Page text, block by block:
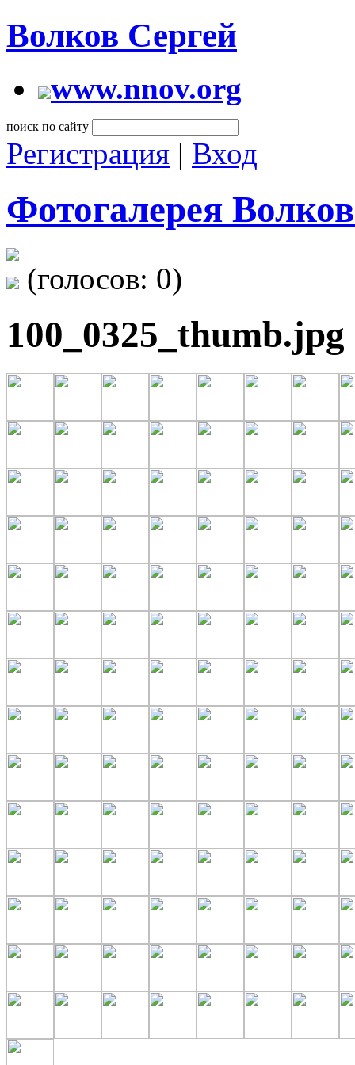
Волков Сергей
www.nnov.org
поиск по сайту
Регистрация | Вход
Фотогалерея
(голосов: 0)
100_0325_thumb.jpg